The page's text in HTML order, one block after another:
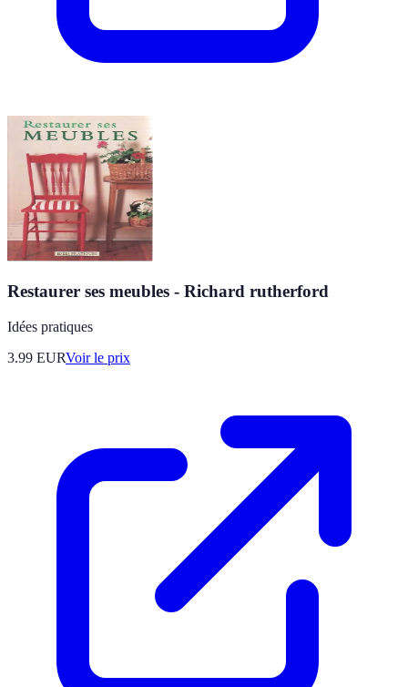
Restaurer ses meubles - Richard rutherford
Idées pratiques
3.99 EURVoir le prix